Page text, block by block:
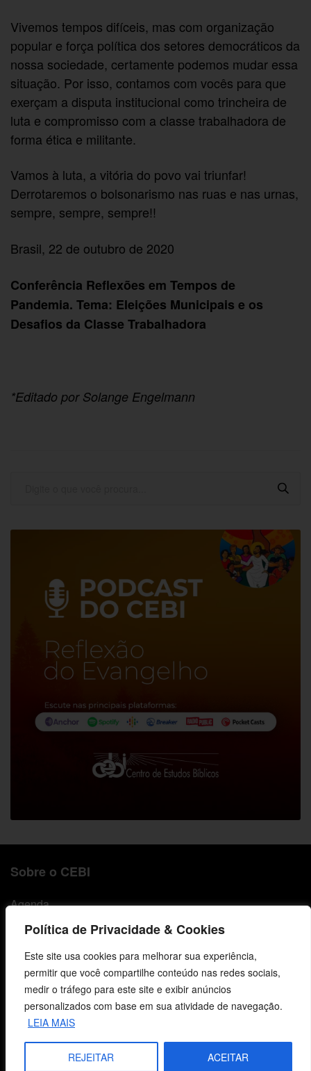
Política de Privacidade & Cookies
Este site usa cookies para melhorar sua experiência,
permitir que você compartilhe conteúdo nas redes sociais,
medir o tráfego para este site e exibir anúncios
personalizados com base em sua atividade de navegação.
LEIA MAIS
REJEITAR ACEITAR
Vivemos tempos difíceis, mas com organização
popular e força política dos setores democráticos da
nossa sociedade, certamente podemos mudar essa
situação. Por isso, contamos com vocês para que
exerçam a disputa institucional como trincheira de
luta e compromisso com a classe trabalhadora de
forma ética e militante.
Vamos à luta, a vitória do povo vai triunfar!
Derrotaremos o bolsonarismo nas ruas e nas urnas,
sempre, sempre, sempre!!
Brasil, 22 de outubro de 2020
Conferência Reflexões em Tempos de
Pandemia. Tema: Eleições Municipais e os
Desafios da Classe Trabalhadora
*Editado por Solange Engelmann
Sobre o CEBI
Agenda
Estaduais
História
Objetivos
Método
Política de Privacidade